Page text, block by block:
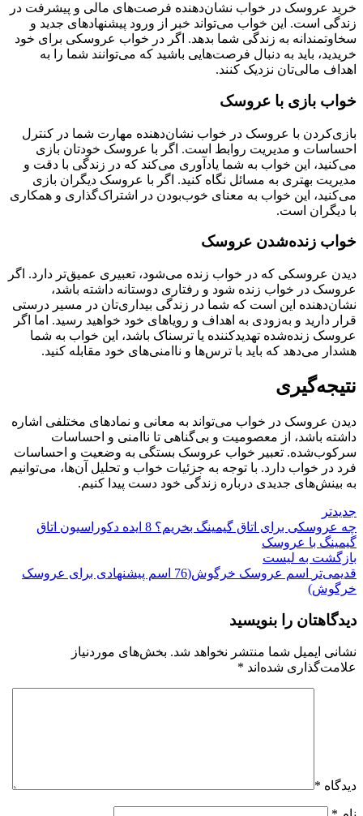
خرید عروسک در خواب نشان‌دهنده فرصت‌های مالی و پیشرفت در
زندگی است. این خواب می‌تواند خبر از ورود پیشنهادهای جدید و
سخاوتمندانه به زندگی شما بدهد. اگر در خواب عروسکی برای خود
خریدید، باید به دنبال فرصت‌هایی باشید که می‌توانند شما را به
اهداف مالی‌تان نزدیک کنند.
خواب بازی با عروسک
بازی‌کردن با عروسک در خواب نشان‌دهنده مهارت شما در کنترل
احساسات و مدیریت روابط است. اگر با عروسک خودتان بازی
می‌کنید، این خواب به شما یادآوری می‌کند که در زندگی با دقت و
مدیریت بهتری به مسائل نگاه کنید. اگر با عروسک دیگران بازی
می‌کنید، این خواب به معنای خوب‌بودن در اشتراک‌گذاری و همکاری
با دیگران است.
خواب زنده‌شدن عروسک
دیدن عروسکی که در خواب زنده می‌شود، تعبیری عمیق‌تر دارد. اگر
عروسک در خواب زنده شود و رفتاری دوستانه داشته باشد،
نشان‌دهنده این است که شما در زندگی بیداری‌تان در مسیر درستی
قرار دارید و به‌زودی به اهداف و رویاهای خود خواهید رسید. اما اگر
عروسک زنده‌شده تهدیدکننده یا ترسناک باشد، این خواب به شما
هشدار می‌دهد که باید با ترس‌ها و ناامنی‌های خود مقابله کنید.
نتیجه‌گیری
دیدن عروسک در خواب می‌تواند به معانی و نمادهای مختلفی اشاره
داشته باشد، از معصومیت و بی‌گناهی تا ناامنی و احساسات
سرکوب‌شده. تعبیر خواب عروسک بستگی به وضعیت و احساسات
فرد در خواب دارد. با توجه به جزئیات خواب و تحلیل آن‌ها، می‌توانیم
به بینش‌های جدیدی درباره زندگی خود دست پیدا کنیم.
جدیدتر
چه عروسکی برای اتاق گیمینگ بخریم؟ 8 ایده دکوراسیون اتاق
گیمینگ با عروسک
بازگشت به لیست
قدیمی‌تر
اسم عروسک خرگوش(76 اسم پیشنهادی برای عروسک
خرگوش)
دیدگاهتان را بنویسید
نشانی ایمیل شما منتشر نخواهد شد. بخش‌های موردنیاز
علامت‌گذاری شده‌اند *
دیدگاه *